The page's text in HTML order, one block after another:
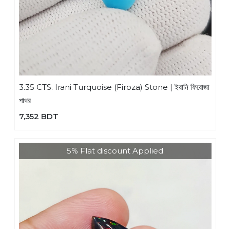
3.35 CTS. Irani Turquoise (Firoza) Stone | ইরানি ফিরোজা
পাথর
7,352 BDT
5% Flat discount Applied